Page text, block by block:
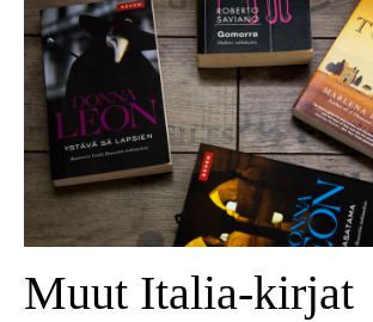
Muut Italia-kirjat